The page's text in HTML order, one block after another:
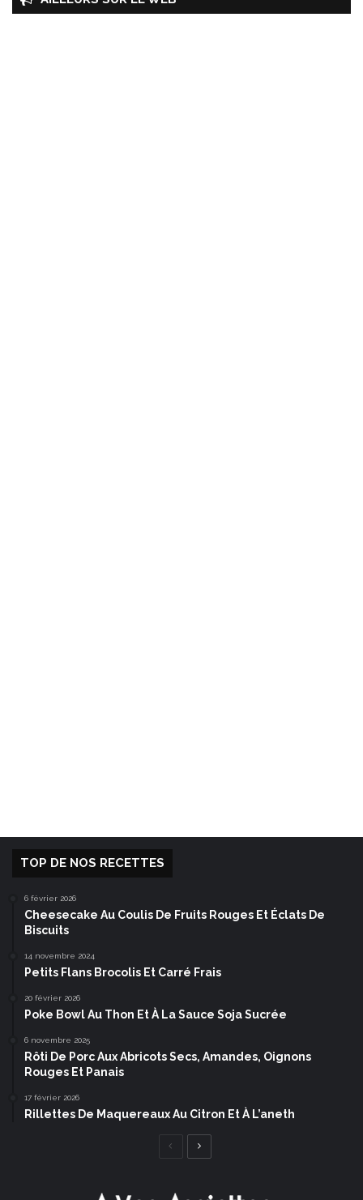
TOP DE NOS RECETTES
6 février 2026
Cheesecake Au Coulis De Fruits Rouges Et Éclats De
Biscuits
14 novembre 2024
Petits Flans Brocolis Et Carré Frais
20 février 2026
Poke Bowl Au Thon Et À La Sauce Soja Sucrée
6 novembre 2025
Rôti De Porc Aux Abricots Secs, Amandes, Oignons
Rouges Et Panais
17 février 2026
Rillettes De Maquereaux Au Citron Et À L’aneth
Page